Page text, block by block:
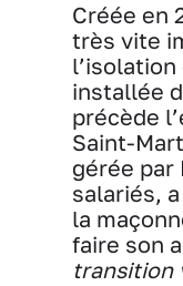
Créée en
très vite
installée
précède
Saint-
gérée par
salariés,
la
faire son
transition